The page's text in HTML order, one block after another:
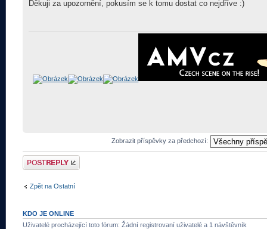
Děkuji za upozornění, pokusím se k tomu dostat co nejdříve :)
Zobrazit příspěvky za předchozí:
Odeslat odpověď
Zpět na Ostatní
KDO JE ONLINE
Uživatelé procházející toto fórum: Žádní registrovaní uživatelé a 1 návštěvník